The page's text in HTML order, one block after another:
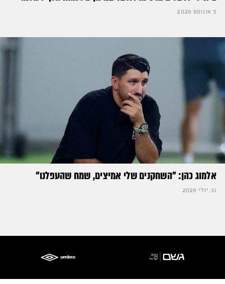
5 אוגוסט 2026
אלמוג כהן: "השחקנים שלי אמיצים, שמח שהעפלנו"
31 יולי 2026